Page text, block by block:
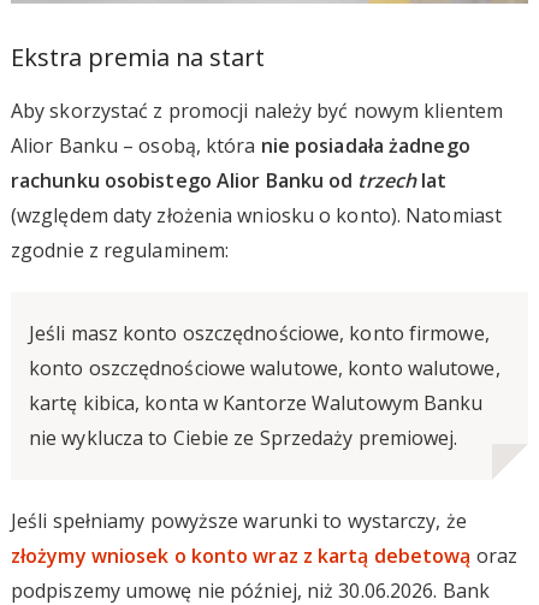
Ekstra premia na start
Aby skorzystać z promocji należy być nowym klientem
Alior Banku – osobą, która nie posiadała żadnego
rachunku osobistego Alior Banku od trzechlat
(względem daty złożenia wniosku o konto). Natomiast
zgodnie z regulaminem:
Jeśli masz konto oszczędnościowe, konto firmowe,
konto oszczędnościowe walutowe, konto walutowe,
kartę kibica, konta w Kantorze Walutowym Banku
nie wyklucza to Ciebie ze Sprzedaży premiowej.
Jeśli spełniamy powyższe warunki to wystarczy, że
złożymy wniosek o konto wraz z kartą debetową oraz
podpiszemy umowę nie później, niż 30.06.2026. Bank